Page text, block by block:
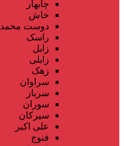
چابهار
خاش
دوست محمد
راسک
زابل
زابلی
زهک
سراوان
سرباز
سوران
سیرکان
علی اکبر
فنوج